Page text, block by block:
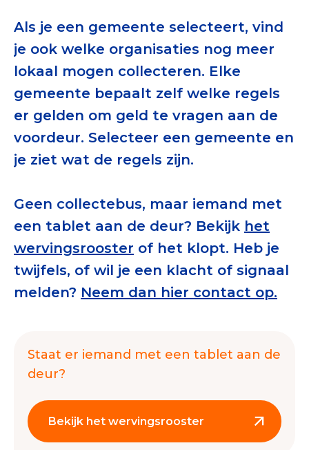
Tips bij doneren: zo geef je veilig
Data & Onderzoek
Betrouwbare data over goede doelen
CBF-publicaties
State of the Sector
Contact & Signalen
Check keurmerk goede doelen
Nieuws
Over het CBF
Als je een gemeente selecteert, vind
je ook welke organisaties nog meer
lokaal mogen collecteren. Elke
gemeente bepaalt zelf welke regels
er gelden om geld te vragen aan de
voordeur. Selecteer een gemeente en
je ziet wat de regels zijn.
Geen collectebus, maar iemand met
een tablet aan de deur? Bekijk het
wervingsrooster of het klopt. Heb je
twijfels, of wil je een klacht of signaal
melden? Neem dan hier contact op.
Staat er iemand met een tablet aan de
deur?
Bekijk het wervingsrooster